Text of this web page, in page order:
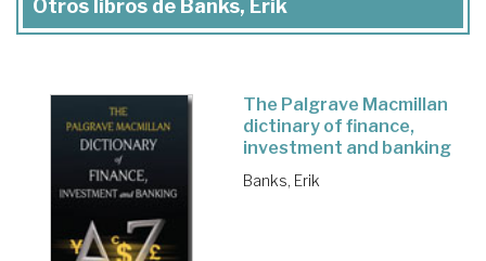
Otros libros de Banks, Erik
The Palgrave Macmillan
dictinary of finance,
investment and banking
Banks, Erik